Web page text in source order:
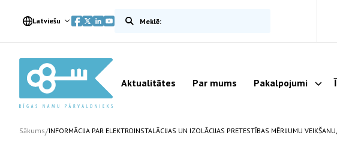
Latviešu Meklēt vietnē
Aktualitātes Par mums Pakalpojumi
Sākums/INFORMĀCIJA PAR ELEKTROINSTALĀCIJAS UN IZOLĀCIJAS PRETESTĪBAS MĒRIJUMU